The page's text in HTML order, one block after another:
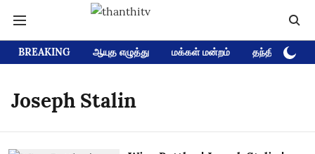
BREAKING ஆயுத எழுத்து மக்கள் மன்றம் தந்தி டிவி
Joseph Stalin